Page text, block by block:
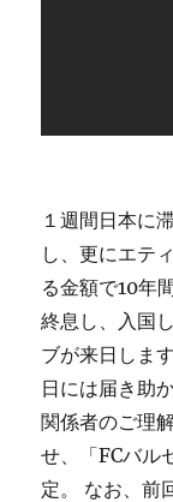
１週間日本に
し、更にエテ
る金額で10年
終息し、入国
ブが来日しま
日には届き助
関係者のご理
せ、「FCバル
定。 なお、前